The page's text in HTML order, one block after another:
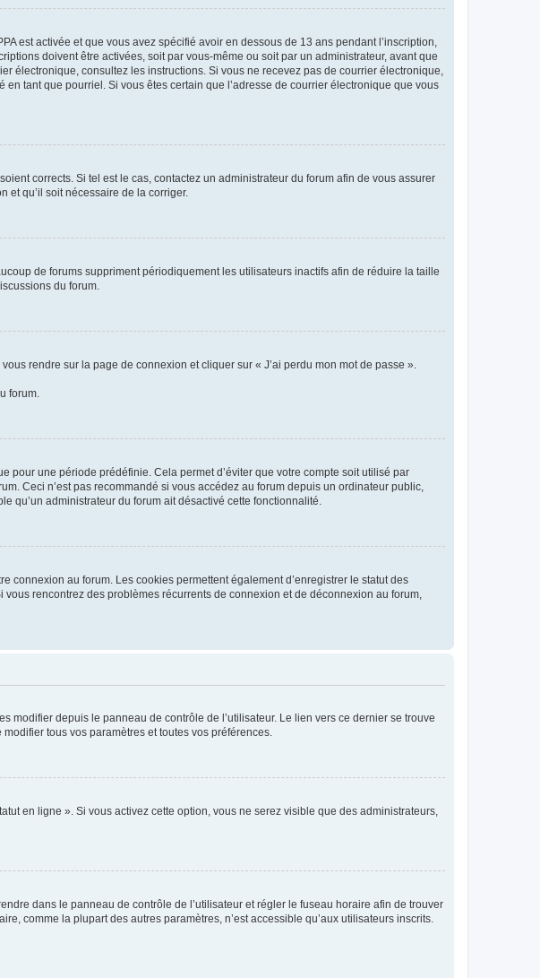
est activée et que vous avez spécifié avoir en dessous de 13 ans pendant l’inscription,
doivent être activées, soit par vous-même ou soit par un administrateur, avant que
électronique, consultez les instructions. Si vous ne recevez pas de courrier électronique,
tant que pourriel. Si vous êtes certain que l’adresse de courrier électronique que vous
corrects. Si tel est le cas, contactez un administrateur du forum afin de vous assurer
qu’il soit nécessaire de la corriger.
de forums suppriment périodiquement les utilisateurs inactifs afin de réduire la taille
du forum.
rendre sur la page de connexion et cliquer sur « J’ai perdu mon mot de passe ».
forum.
pour une période prédéfinie. Cela permet d’éviter que votre compte soit utilisé par
Ceci n’est pas recommandé si vous accédez au forum depuis un ordinateur public,
qu’un administrateur du forum ait désactivé cette fonctionnalité.
connexion au forum. Les cookies permettent également d’enregistrer le statut des
rencontrez des problèmes récurrents de connexion et de déconnexion au forum,
modifier depuis le panneau de contrôle de l’utilisateur. Le lien vers ce dernier se trouve
tous vos paramètres et toutes vos préférences.
en ligne ». Si vous activez cette option, vous ne serez visible que des administrateurs,
dans le panneau de contrôle de l’utilisateur et régler le fuseau horaire afin de trouver
comme la plupart des autres paramètres, n’est accessible qu’aux utilisateurs inscrits.